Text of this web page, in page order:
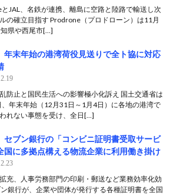
JAL、名鉄が連携、離島に空路と陸路で輸送し次
の確立目指す Prodrone（プロドローン）は11月
県や西尾市[…]
年末年始の港湾荷役見送りで全ト協に対応
防止と国民生活への影響極小化訴え 国土交通省は
年末年始（12月31日～1月4日）に各地の港湾で
れない事態を受け、全日[…]
セブン銀行の「コンビニ証明書受取サービ
国に多拠点構える物流企業に利用働き掛け
充、人事労務部門の印刷・郵送など業務効率化効
銀行が、企業や団体が発行する各種証明書を全国